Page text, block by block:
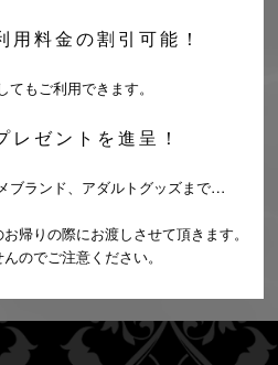
用料金の割引可能！
もご利用できます。
レゼントを進呈！
ブランド、アダルトグッズまで…
帰りの際にお渡しさせて頂きます。
のでご注意ください。